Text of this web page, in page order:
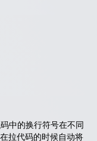
中的换行符号在不同
拉代码的时候自动将